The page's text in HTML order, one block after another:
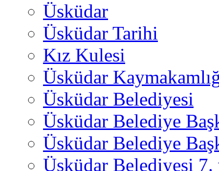
Üsküdar
Üsküdar Tarihi
Kız Kulesi
Üsküdar
Üsküdar Belediyesi
Üsküdar Belediye
Üsküdar Belediye
Üsküdar Belediyesi